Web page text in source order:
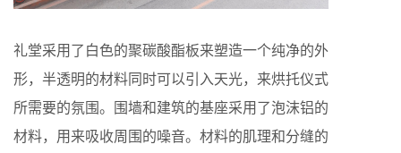
礼堂采用了白色的聚碳酸酯板来塑造一个纯净的外
形，半透明的材料同时可以引入天光，来烘托仪式
所需要的氛围。围墙和建筑的基座采用了泡沫铝的
材料，用来吸收周围的噪音。材料的肌理和分缝的